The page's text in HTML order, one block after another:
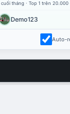
tháng · Top 1 trên 20.000
Demo123
Auto-